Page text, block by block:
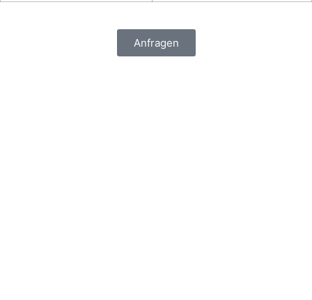
Anfragen